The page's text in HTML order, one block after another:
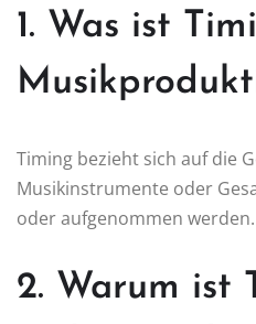
1. Was ist
Timing bezieht sich auf die
Musikinstrumente oder
oder aufgenommen werden.
2. Warum ist